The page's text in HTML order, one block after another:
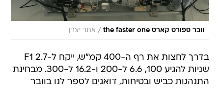
וובר ספורט קארס the faster one / אתר יצרן
בדרך לחצות את רף ה-400 קמ"ש, ייקח ל-F1 2.7
שניות להגיע 100, 6.6 ל-200 ו-16.2 ל-300. מבחינת
התנהגות כביש ובטיחות, דואגים לספר לנו בוובר